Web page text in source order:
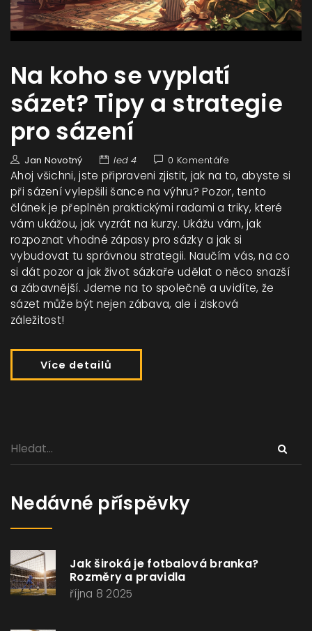
Na koho se vyplatí
sázet? Tipy a strategie
pro sázení
Jan Novotný led 4 0 Komentáře
Ahoj všichni, jste připraveni zjistit, jak na to, abyste si
při sázení vylepšili šance na výhru? Pozor, tento
článek je přeplněn praktickými radami a triky, které
vám ukážou, jak vyzrát na kurzy. Ukážu vám, jak
rozpoznat vhodné zápasy pro sázky a jak si
vybudovat tu správnou strategii. Naučím vás, na co
si dát pozor a jak život sázkaře udělat o něco snazší
a zábavnější. Jdeme na to společně a uvidíte, že
sázet může být nejen zábava, ale i zisková
záležitost!
Více detailů
Nedávné příspěvky
Jak široká je fotbalová branka?
Rozměry a pravidla
října 8 2025